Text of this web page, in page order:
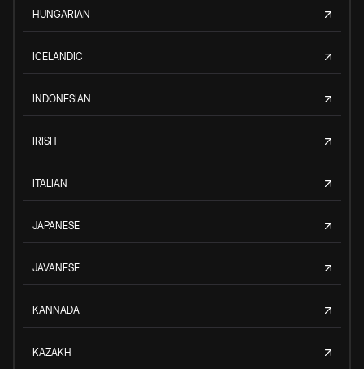
HUNGARIAN
ICELANDIC
INDONESIAN
IRISH
ITALIAN
JAPANESE
JAVANESE
KANNADA
KAZAKH